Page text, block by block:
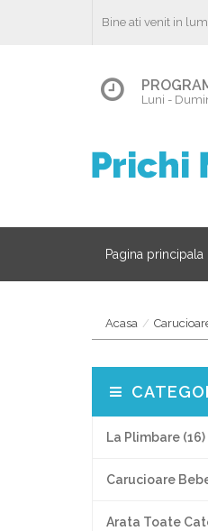
Bine ati venit in
Luni -
Pagina principala
Acasa
La Plimbare (16)
Carucioare
Arata Toate